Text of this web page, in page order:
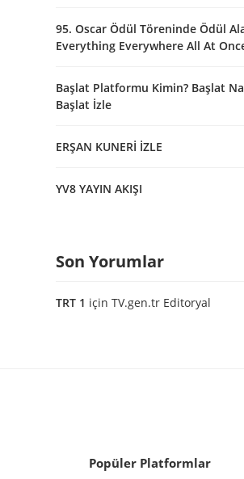
95. Oscar Ödül Töreninde Ödül
Everything Everywhere All At
Başlat Platformu Kimin? Başlat
Başlat İzle
ERŞAN KUNERİ İZLE
YV8 YAYIN AKIŞI
Son Yorumlar
TRT 1 için TV.gen.tr Editoryal
Popüler Platformlar